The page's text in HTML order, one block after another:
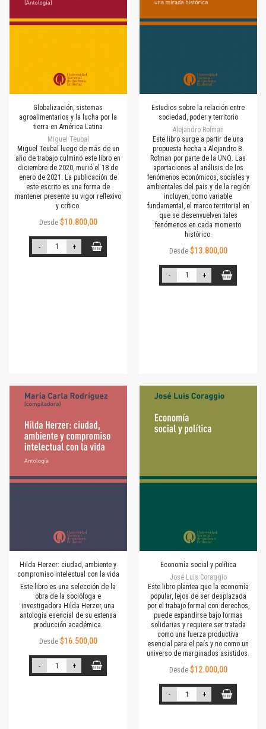
Globalización, sistemas
agroalimentarios y la lucha por la
tierra en América Latina
Miguel Teubal
Miguel Teubal luego de más de un
año de trabajo culminó este libro en
diciembre de 2020, murió el 18 de
enero de 2021. La publicación de
este escrito es una forma de
mantener presente su vigor reflexivo
y crítico.
Desde $10.800,00
- +
Estudios sobre la relación entre
sociedad, poder y territorio
Alejandro Rofman
Este libro surge a partir de una
propuesta hecha a Alejandro B.
Rofman por parte de la UNQ. Las
aportaciones al análisis de los
fenómenos económicos, sociales y
ambientales del país y de la región
incluyen, como variable
fundamental, el marco territorial en
que se desenvuelven tales
fenómenos en cada momento
histórico.
Desde $13.800,00
- +
Hilda Herzer: ciudad, ambiente y
compromiso intelectual con la vida
Este libro es una selección de la
obra de la socióloga e
investigadora Hilda Herzer, una
antología esencial de su extensa
producción académica.
Desde $16.500,00
- +
Economía social y política
José Luis Coraggio
Este libro plantea que la economía
popular, lejos de ser desplazada
por el trabajo formal con derechos,
puede expandirse bajo formas
solidarias y requiere ser tratada
como una fuerza productiva
esencial para el país y no como un
universo de marginados asistidos.
Desde $12.000,00
- +